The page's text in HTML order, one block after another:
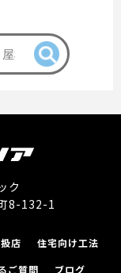
ク
8-132-1
店
住宅向け工法
ご質問 ブログ